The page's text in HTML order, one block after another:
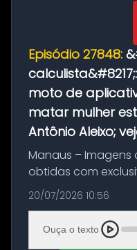
Episódio 27848:
moto de
matar mulher
Antônio Aleixo;
Manaus –
obtidas com
momento da fuga
morte de Larissa
ocorreu na noite
20/07/2026 10:56
Ouça o texto